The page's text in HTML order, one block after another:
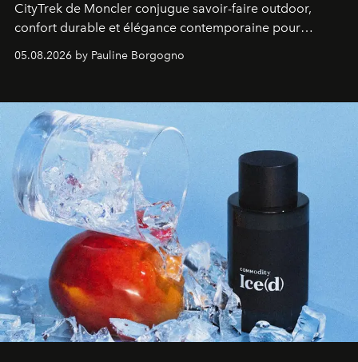
CityTrek de Moncler conjugue savoir-faire outdoor,
confort durable et élégance contemporaine pour
accompagner les explorations du quotidien.
05.08.2026 by Pauline Borgogno